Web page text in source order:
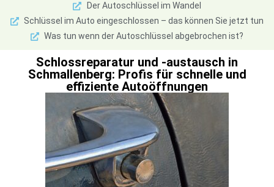
Der Autoschlüssel im Wandel
Schlüssel im Auto eingeschlossen – das können Sie jetzt tun
Was tun wenn der Autoschlüssel abgebrochen ist?
Schlossreparatur und -austausch in
Schmallenberg: Profis für schnelle und
effiziente Autoöffnungen